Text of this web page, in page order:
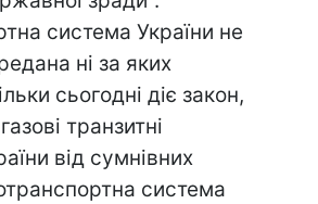
система України не
ні за яких
сьогодні діє закон,
транзитні
від сумнівних
система